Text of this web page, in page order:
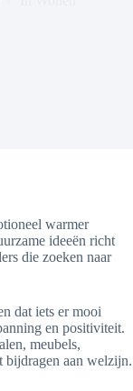
warmer
ideeën richt
die zoeken naar
dat iets er mooi
en positiviteit.
meubels,
bijdragen aan welzijn.